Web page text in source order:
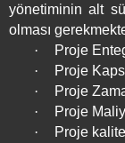
yönetiminin alt
olması
·
Proje
·
Proje
·
Proje
·
Proje
·
Proje